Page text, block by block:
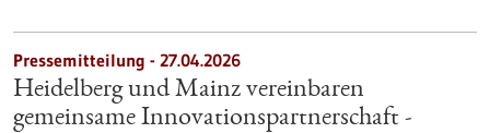
Pressemitteilung - 27.04.2026
Heidelberg und Mainz vereinbaren
gemeinsame Innovationspartnerschaft -